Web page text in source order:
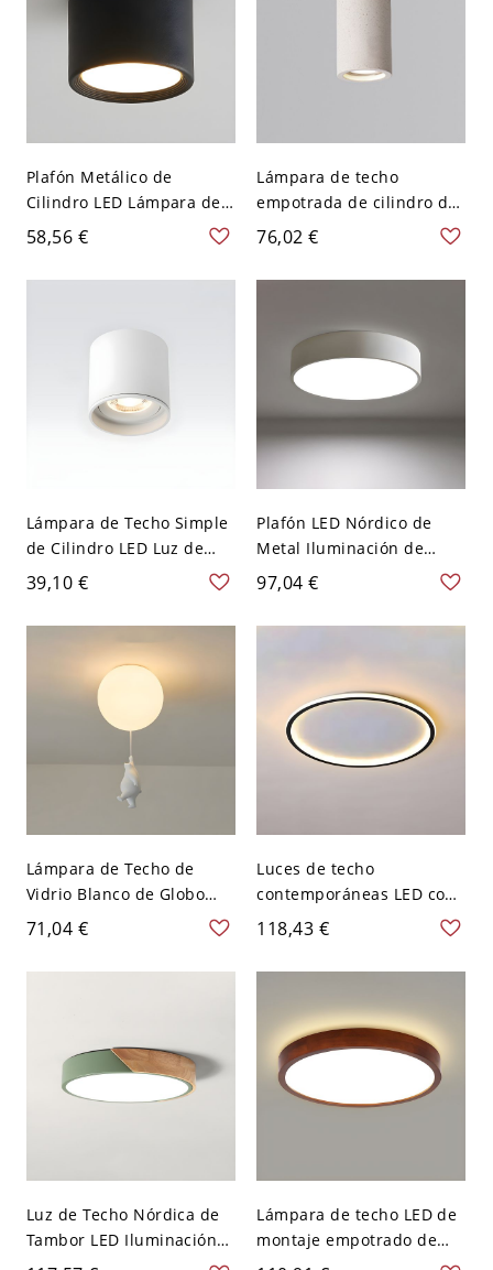
Plafón Metálico de
Cilindro LED Lámpara de
Techo Simplista para
Pasillo - Negro 110 A 120
V 8,89 cm Blanco
58,56 €
Lámpara de techo
empotrada de cilindro de
metal moderno con
pantalla de concreto - 110
A 120 V 10,16 cm Blanco
76,02 €
Lámpara de Techo Simple
de Cilindro LED Luz de
Techo de Metal para
Pasillo - 110 A 120 V
Blanco Luz cálida 5vatios
39,10 €
Plafón LED Nórdico de
Metal Iluminación de
Techo de Tambor para
Dormitorio - Blanco 110 A
120 V 22,86 cm
97,04 €
Lámpara de Techo de
Vidrio Blanco de Globo
Luz de Techo Única
Infantil para Habitación -
Blanco 110 A 120 V
71,04 €
Luces de techo
contemporáneas LED con
anillo empotrado para
sala de estar - 110 A 120 V
Blanco 30,48 cm Negro
118,43 €
Luz de Techo Nórdica de
Tambor LED Iluminación
de Techo de Madera para
Lámpara de techo LED de
montaje empotrado de
madera marrón claro con